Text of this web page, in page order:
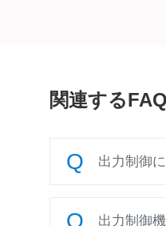
関連するFAQ
出力制御
出力制御